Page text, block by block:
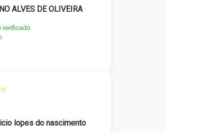
ALVES DE OLIVEIRA
verificado
lopes do nascimento